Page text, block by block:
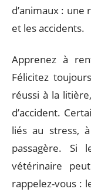
d’animaux :
et les accidents.
Apprenez à
Félicitez
réussi à la
d’accident.
liés au stress,
passagère. Si
vétérinaire
rappelez-vous :